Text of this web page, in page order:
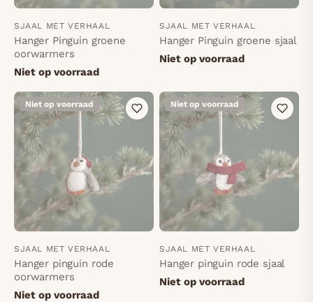
SJAAL MET VERHAAL
Hanger Pinguin groene
oorwarmers
Niet op voorraad
SJAAL MET VERHAAL
Hanger Pinguin groene sjaal
Niet op voorraad
Niet op voorraad
SJAAL MET VERHAAL
Hanger pinguin rode
oorwarmers
Niet op voorraad
Niet op voorraad
SJAAL MET VERHAAL
Hanger pinguin rode sjaal
Niet op voorraad